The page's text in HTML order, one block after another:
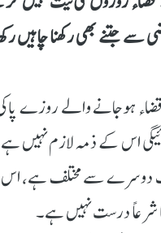
سے جتنے بھی رکھنا چاہیں
ہوجانے والے روزے
اس کے ذمہ لازم نہیں
سے مختلف ہے، اس
شرعاً درست نہیں ہے۔